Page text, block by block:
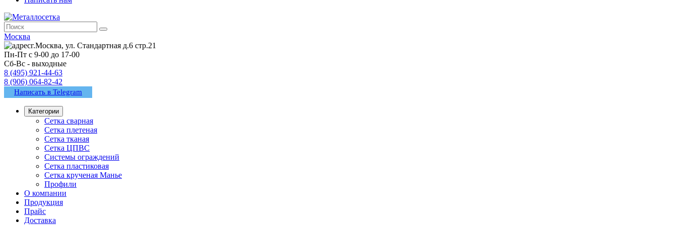
Москва
г.Москва, ул. Стандартная д.6 стр.21
Пн-Пт с 9-00 до 17-00
Сб-Вс - выходные
8 (495) 921-44-63
8 (906) 064-82-42
Написать в Telegram
Категории
Сетка сварная
Сетка плетеная
Сетка тканая
Сетка ЦПВС
Системы ограждений
Сетка пластиковая
Сетка крученая Манье
Профили
О компании
Продукция
Прайс
Доставка